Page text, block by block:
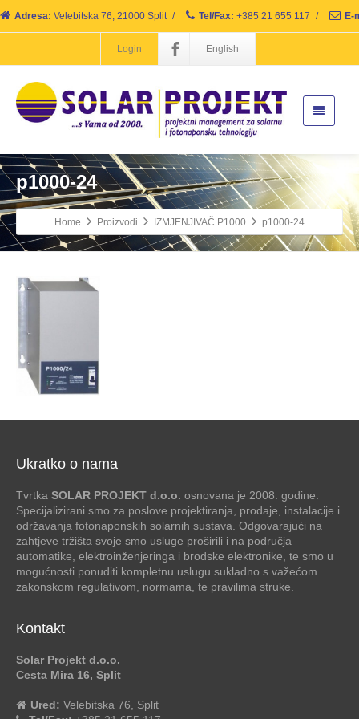
Adresa: Velebitska 76, 21000 Split / Tel/Fax: +385 21 655 117 / E-
Login English
p1000-24
Home Proizvodi IZMJENJIVAČ P1000 p1000-24
Ukratko o nama
Tvrtka SOLAR PROJEKT d.o.o. osnovana je 2008. godine.
Specijalizirani smo za poslove projektiranja, prodaje, instalacije i
održavanja fotonaponskih solarnih sustava. Odgovarajući na
zahtjeve tržišta svoje smo usluge proširili i na područja
automatike, elektroinženjeringa i brodske elektronike, te smo u
mogućnosti ponuditi kompletnu uslugu sukladno s važećom
zakonskom regulativom, normama, te pravilima struke.
Kontakt
Solar Projekt d.o.o.
Cesta Mira 16, Split
Ured: Velebitska 76, Split